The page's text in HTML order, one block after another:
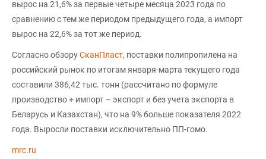
вырос на 21,6% за первые четыре месяца 2023 года по
сравнению с тем же периодом предыдущего года, а импорт
вырос на 22,6% за тот же период.
Согласно обзоруСканПласт, поставки полипропилена на
российский рынок по итогам января-марта текущего года
составили 386,42 тыс. тонн (рассчитано по формуле
производство + импорт – экспорт и без учета экспорта в
Беларусь и Казахстан), что на 9% больше показателя 2022
года. Выросли поставки исключительно ПП-гомо.
mrc.ru